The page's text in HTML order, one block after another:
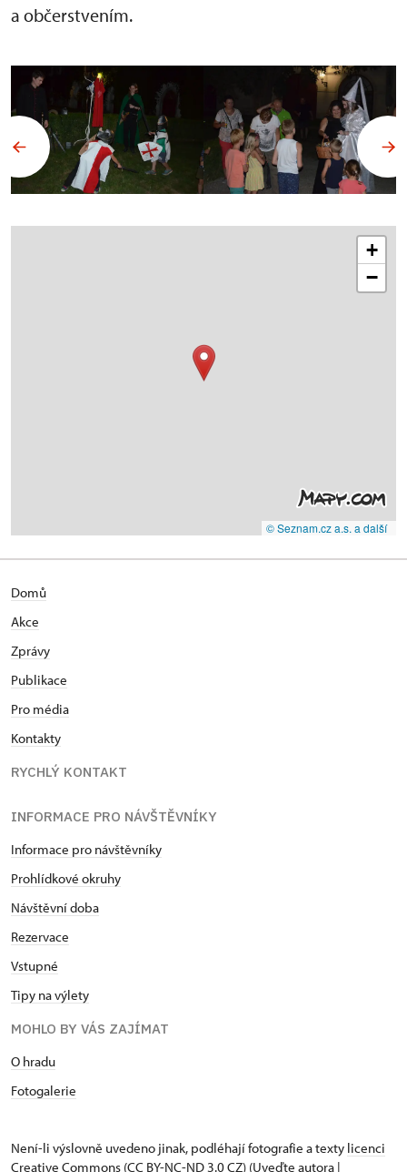
a občerstvením.
+
−
© Seznam.cz a.s. a další
Domů
Akce
Zprávy
Publikace
Pro média
Kontakty
RYCHLÝ KONTAKT
INFORMACE PRO NÁVŠTĚVNÍKY
Informace pro návštěvníky
Prohlídkové okruhy
Návštěvní doba
Rezervace
Vstupné
Tipy na výlety
MOHLO BY VÁS ZAJÍMAT
O hradu
Fotogalerie
Není-li výslovně uvedeno jinak, podléhají fotografie a texty licenci
Creative Commons (CC BY-NC-ND 3.0 CZ) (Uveďte autora |